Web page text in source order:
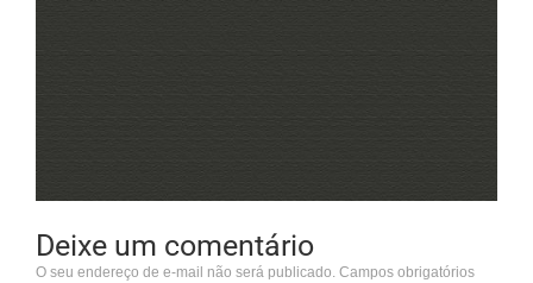
Deixe um comentário
O seu endereço de e-mail não será publicado. Campos obrigatórios